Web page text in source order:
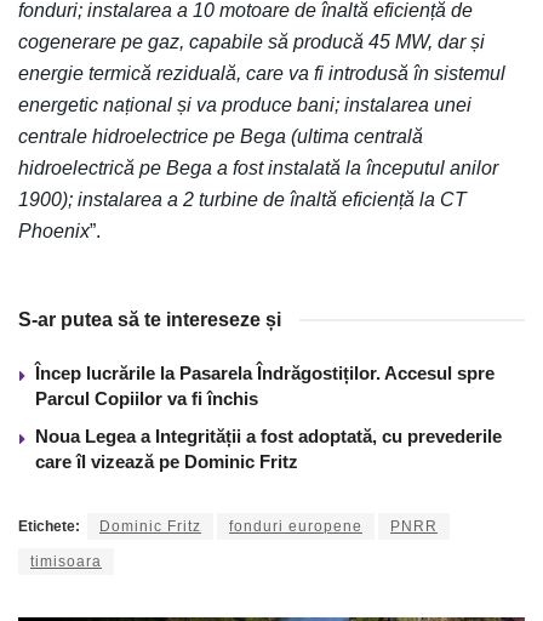
fonduri; instalarea a 10 motoare de înaltă eficiență de
cogenerare pe gaz, capabile să producă 45 MW, dar și
energie termică reziduală, care va fi introdusă în sistemul
energetic național și va produce bani; instalarea unei
centrale hidroelectrice pe Bega (ultima centrală
hidroelectrică pe Bega a fost instalată la începutul anilor
1900); instalarea a 2 turbine de înaltă eficiență la CT
Phoenix”.
S-ar putea să te intereseze și
Încep lucrările la Pasarela Îndrăgostiților. Accesul spre
Parcul Copiilor va fi închis
Noua Legea a Integrității a fost adoptată, cu prevederile
care îl vizează pe Dominic Fritz
Etichete: Dominic Fritz fonduri europene PNRR
timisoara